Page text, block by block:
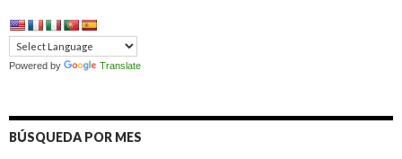
Powered by Translate
BÚSQUEDA POR MES